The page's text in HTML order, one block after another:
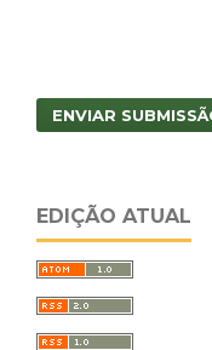
ENVIAR
EDIÇÃO ATUAL